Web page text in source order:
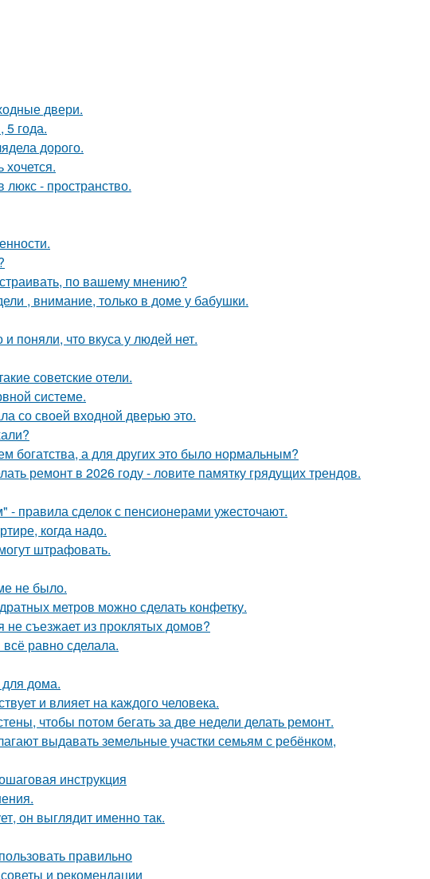
двери.
5 года.
дорого.
- пространство.
по вашему мнению?
, внимание, только в доме у бабушки.
поняли, что вкуса у людей нет.
советские отели.
системе.
со своей входной дверью это.
богатства, а для других это было нормальным?
ремонт в 2026 году - ловите памятку грядущих трендов.
- правила сделок с пенсионерами ужесточают.
когда надо.
штрафовать.
не было.
метров можно сделать конфетку.
съезжает из проклятых домов?
равно сделала.
дома.
и влияет на каждого человека.
чтобы потом бегать за две недели делать ремонт.
выдавать земельные участки семьям с ребёнком,
инструкция
он выглядит именно так.
правильно
и рекомендации